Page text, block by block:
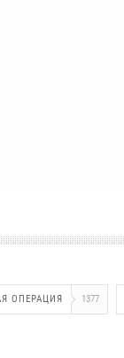
ОПЕРАЦИЯ 1377